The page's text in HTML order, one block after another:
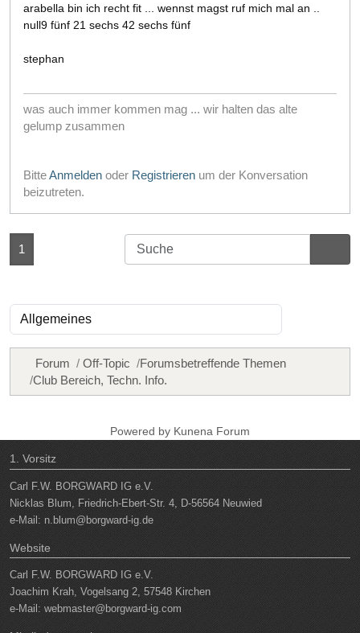
arabella bin ich recht fit ... wennst magst ruf mich mal an ..
null9 fünf 21 sechs 42 sechs fünf
stephan
was auch immer kommen mag ... wir halten das alte
gelump zusammen
BitteAnmelden oder Registrieren um der Konversation
beizutreten.
1
Forum Off-Topic
Forumsbetreffende Themen
Club Bereich, Techn. Info.
Powered by Kunena Forum
1. Vorsitz
Carl F.W. BORGWARD IG e.V.
Nicklas Blum, Friedrich-Ebert-Str. 4, D-56564 Neuwied
e-Mail: n.blum@borgward-ig.de
Website
Carl F.W. BORGWARD IG e.V.
Joachim Krah, Vogelsang 2, 57548 Kirchen
e-Mail: webmaster@borgward-ig.com